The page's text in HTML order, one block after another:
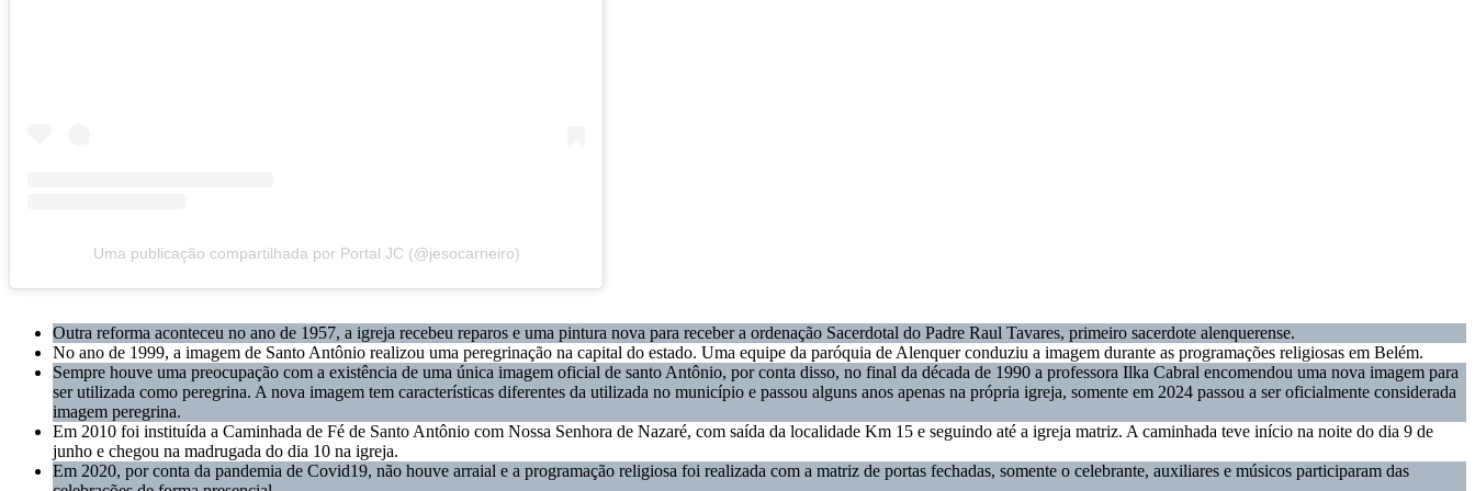
Uma publicação compartilhada por Portal JC (@jesocarneiro)
Outra reforma aconteceu no ano de 1957, a igreja recebeu reparos e uma pintura nova para receber a ordenação Sacerdotal do Padre Raul Tavares, primeiro sacerdote alenquerense.
No ano de 1999, a imagem de Santo Antônio realizou uma peregrinação na capital do estado. Uma equipe da paróquia de Alenquer conduziu a imagem durante as programações religiosas em Belém.
Sempre houve uma preocupação com a existência de uma única imagem oficial de santo Antônio, por conta disso, no final da década de 1990 a professora Ilka Cabral encomendou uma nova imagem para
ser utilizada como peregrina. A nova imagem tem características diferentes da utilizada no município e passou alguns anos apenas na própria igreja, somente em 2024 passou a ser oficialmente considerada
imagem peregrina.
Em 2010 foi instituída a Caminhada de Fé de Santo Antônio com Nossa Senhora de Nazaré, com saída da localidade Km 15 e seguindo até a igreja matriz. A caminhada teve início na noite do dia 9 de
junho e chegou na madrugada do dia 10 na igreja.
Em 2020, por conta da pandemia de Covid19, não houve arraial e a programação religiosa foi realizada com a matriz de portas fechadas, somente o celebrante, auxiliares e músicos participaram das